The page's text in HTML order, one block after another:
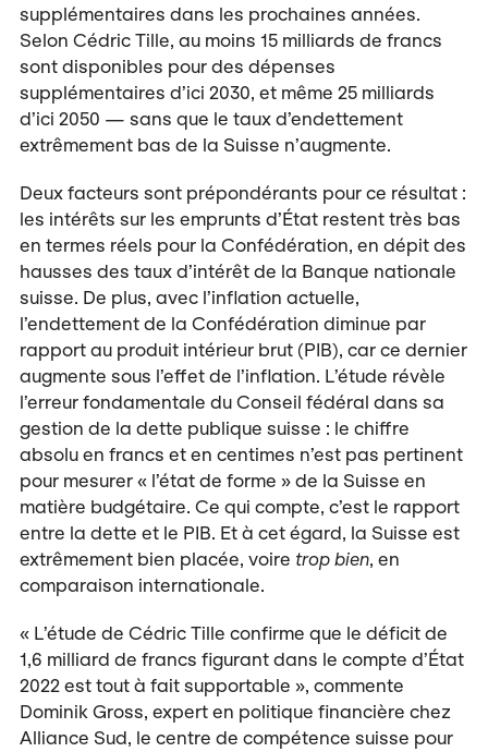
supplémentaires dans les prochaines années.
Selon Cédric Tille, au moins 15 milliards de francs
sont disponibles pour des dépenses
supplémentaires d’ici 2030, et même 25 milliards
d’ici 2050 — sans que le taux d’endet­tement
extrêmement bas de la Suisse n’augmente.
Deux facteurs sont prépondérants pour ce résultat :
les intérêts sur les emprunts d’État restent très bas
en termes réels pour la Confédération, en dépit des
hausses des taux d’intérêt de la Banque na­tionale
suisse. De plus, avec l’inflation actuelle,
l’endettement de la Confédération diminue par
rapport au produit intérieur brut (PIB), car ce dernier
augmente sous l’effet de l’inflation. L’étude révèle
l’erreur fondamentale du Conseil fédéral dans sa
gestion de la dette publique suisse : le chiffre
absolu en francs et en centimes n’est pas pertinent
pour mesurer « l’état de forme » de la Suisse en
matière budgétaire. Ce qui compte, c’est le rapport
entre la dette et le PIB. Et à cet égard, la Suisse est
extrê­mement bien placée, voire trop bien, en
comparaison internationale.
« L’étude de Cédric Tille confirme que le déficit de
1,6 milliard de francs figurant dans le compte d’État
2022 est tout à fait supportable », commente
Dominik Gross, expert en politique financière chez
Alliance Sud, le centre de compétence suisse pour